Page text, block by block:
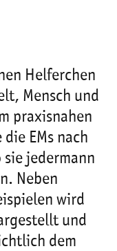
Helferchen
Mensch und
praxisnahen
EMs nach
sie jedermann
Neben
wird
und
dem